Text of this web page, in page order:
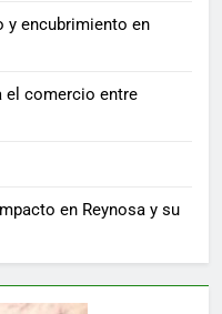
y encubrimiento en
el comercio entre
en Reynosa y su